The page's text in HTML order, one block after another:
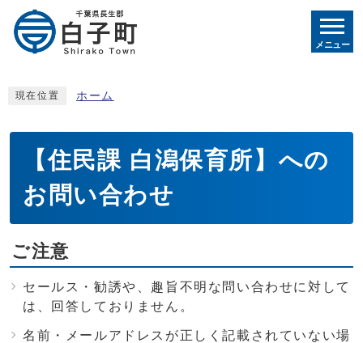
メニュー
現在位置 ホーム
【住民課 白潟保育所】への
お問い合わせ
ご注意
セールス・勧誘や、趣旨不明な問い合わせに対して
は、回答しておりません。
名前・メールアドレスが正しく記載されていない場